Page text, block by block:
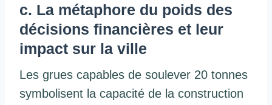
c. La métaphore du poids des
décisions financières et leur
impact sur la ville
Les grues capables de soulever 20 tonnes
symbolisent la capacité de la construction